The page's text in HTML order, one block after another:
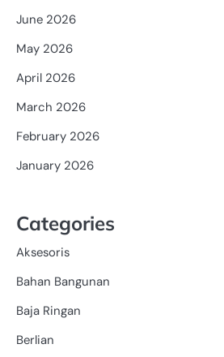
June 2026
May 2026
April 2026
March 2026
February 2026
January 2026
Categories
Aksesoris
Bahan Bangunan
Baja Ringan
Berlian